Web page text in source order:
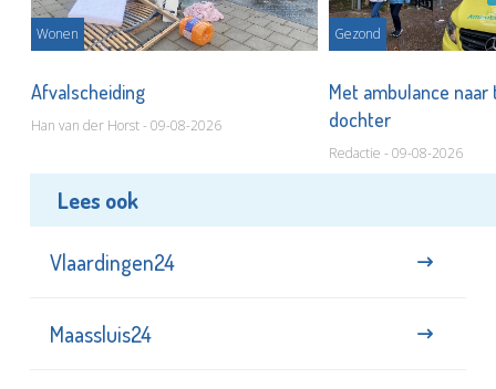
Wonen
Afvalscheiding
Han van der Horst - 09-08-2026
Gezond
Met ambulance
dochter
Redactie - 09-08-2026
Lees ook
Vlaardingen24
Maassluis24